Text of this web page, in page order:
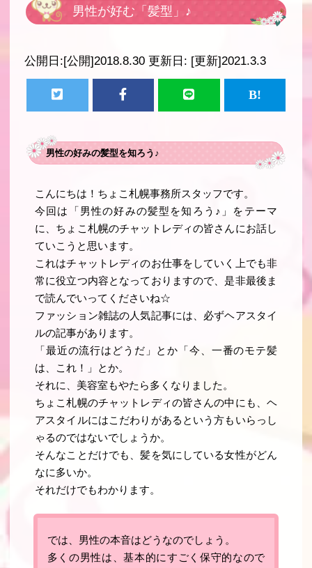
男性が好む「髪型」♪
公開日:[公開]2018.8.30 更新日: [更新]2021.3.3
男性の好みの髪型を知ろう♪
こんにちは！ちょこ札幌事務所スタッフです。
今回は「男性の好みの髪型を知ろう♪」をテーマ
に、ちょこ札幌のチャットレディの皆さんにお話し
ていこうと思います。
これはチャットレディのお仕事をしていく上でも非
常に役立つ内容となっておりますので、是非最後ま
で読んでいってくださいね☆
ファッション雑誌の人気記事には、必ずヘアスタイ
ルの記事があります。
「最近の流行はどうだ」とか「今、一番のモテ髪
は、これ！」とか。
それに、美容室もやたら多くなりました。
ちょこ札幌のチャットレディの皆さんの中にも、ヘ
アスタイルにはこだわりがあるという方もいらっし
ゃるのではないでしょうか。
そんなことだけでも、髪を気にしている女性がどん
なに多いか。
それだけでもわかります。
では、男性の本音はどうなのでしょう。
多くの男性は、基本的にすごく保守的なので